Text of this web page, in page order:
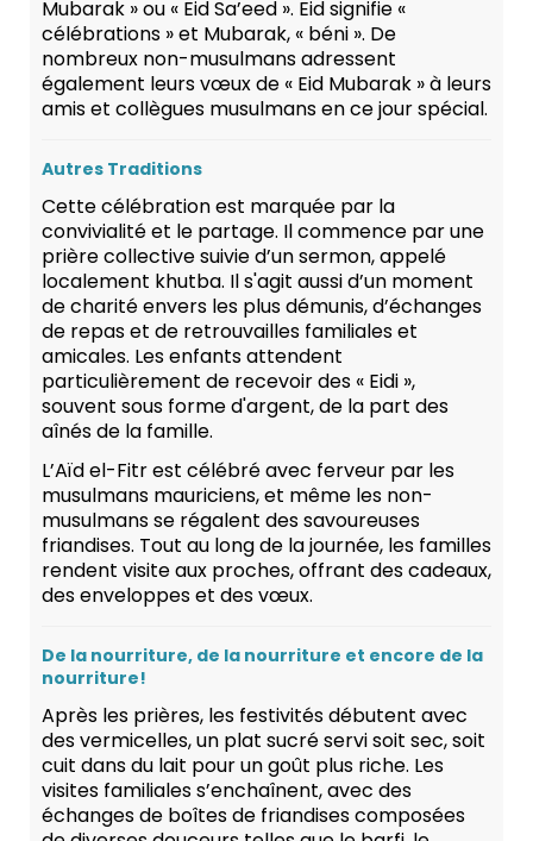
Mubarak » ou « Eid Sa’eed ». Eid signifie «
célébrations » et Mubarak, « béni ». De
nombreux non-musulmans adressent
également leurs vœux de « Eid Mubarak » à leurs
amis et collègues musulmans en ce jour spécial.
Autres Traditions
Cette célébration est marquée par la
convivialité et le partage. Il commence par une
prière collective suivie d’un sermon, appelé
localement khutba. Il s'agit aussi d’un moment
de charité envers les plus démunis, d’échanges
de repas et de retrouvailles familiales et
amicales. Les enfants attendent
particulièrement de recevoir des « Eidi »,
souvent sous forme d'argent, de la part des
aînés de la famille.
L’Aïd el-Fitr est célébré avec ferveur par les
musulmans mauriciens, et même les non-
musulmans se régalent des savoureuses
friandises. Tout au long de la journée, les familles
rendent visite aux proches, offrant des cadeaux,
des enveloppes et des vœux.
De la nourriture, de la nourriture et encore de la
nourriture!
Après les prières, les festivités débutent avec
des vermicelles, un plat sucré servi soit sec, soit
cuit dans du lait pour un goût plus riche. Les
visites familiales s’enchaînent, avec des
échanges de boîtes de friandises composées